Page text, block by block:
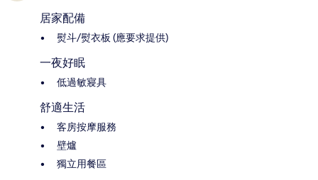
居家配備
熨斗/熨衣板 (應要求提供)
一夜好眠
低過敏寢具
舒適生活
客房按摩服務
壁爐
獨立用餐區